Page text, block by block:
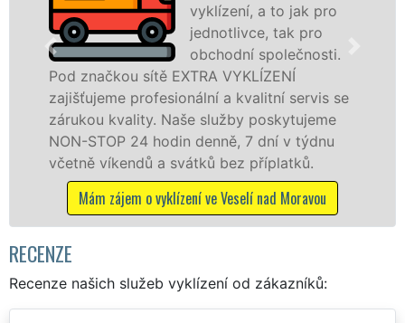
vyklízení, a to jak pro
jednotlivce, tak pro
obchodní společnosti.
sítě EXTRA VYKLÍZENÍ
profesionální a kvalitní servis se
Naše služby poskytujeme
24 hodin denně, 7 dní v týdnu
a svátků bez příplatků.
o vyklízení ve Veselí nad Moravou
tuto službu
osobám se
práce, a to
Mám zájem o
RECENZE
Recenze našich služeb vyklízení od zákazníků: